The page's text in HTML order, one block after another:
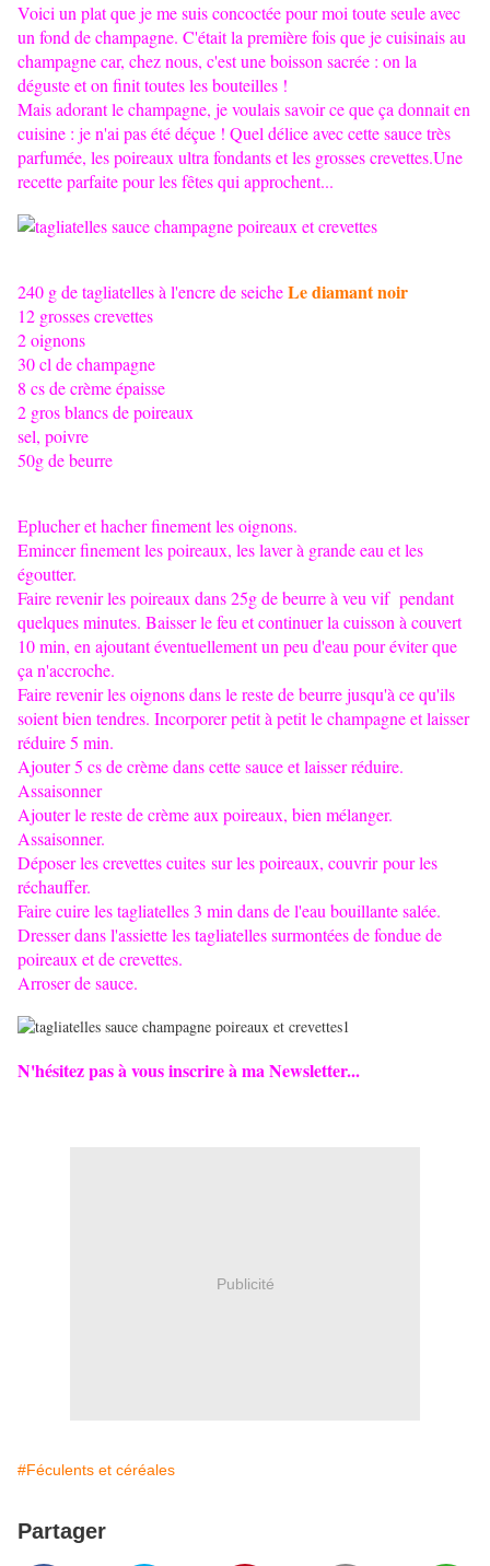
Voici un plat que je me suis concoctée pour moi toute seule avec
un fond de champagne. C'était la première fois que je cuisinais au
champagne car, chez nous, c'est une boisson sacrée : on la
déguste et on finit toutes les bouteilles !
Mais adorant le champagne, je voulais savoir ce que ça donnait en
cuisine : je n'ai pas été déçue ! Quel délice avec cette sauce très
parfumée, les poireaux ultra fondants et les grosses crevettes.Une
recette parfaite pour les fêtes qui approchent...
240 g de tagliatelles à l'encre de seicheLe diamant noir
12 grosses crevettes
2 oignons
30 cl de champagne
8 cs de crème épaisse
2 gros blancs de poireaux
sel, poivre
50g de beurre
Eplucher et hacher finement les oignons.
Emincer finement les poireaux, les laver à grande eau et les
égoutter.
Faire revenir les poireaux dans 25g de beurre à veu vif pendant
quelques minutes. Baisser le feu et continuer la cuisson à couvert
10 min, en ajoutant éventuellement un peu d'eau pour éviter que
ça n'accroche.
Faire revenir les oignons dans le reste de beurre jusqu'à ce qu'ils
soient bien tendres. Incorporer petit à petit le champagne et laisser
réduire 5 min.
Ajouter 5 cs de crème dans cette sauce et laisser réduire.
Assaisonner
Ajouter le reste de crème aux poireaux, bien mélanger.
Assaisonner.
Déposer les crevettes cuites sur les poireaux, couvrir pour les
réchauffer.
Faire cuire les tagliatelles 3 min dans de l'eau bouillante salée.
Dresser dans l'assiette les tagliatelles surmontées de fondue de
poireaux et de crevettes.
Arroser de sauce.
N'hésitez pas à vous inscrire à ma Newsletter...
Publicité
#Féculents et céréales
Partager